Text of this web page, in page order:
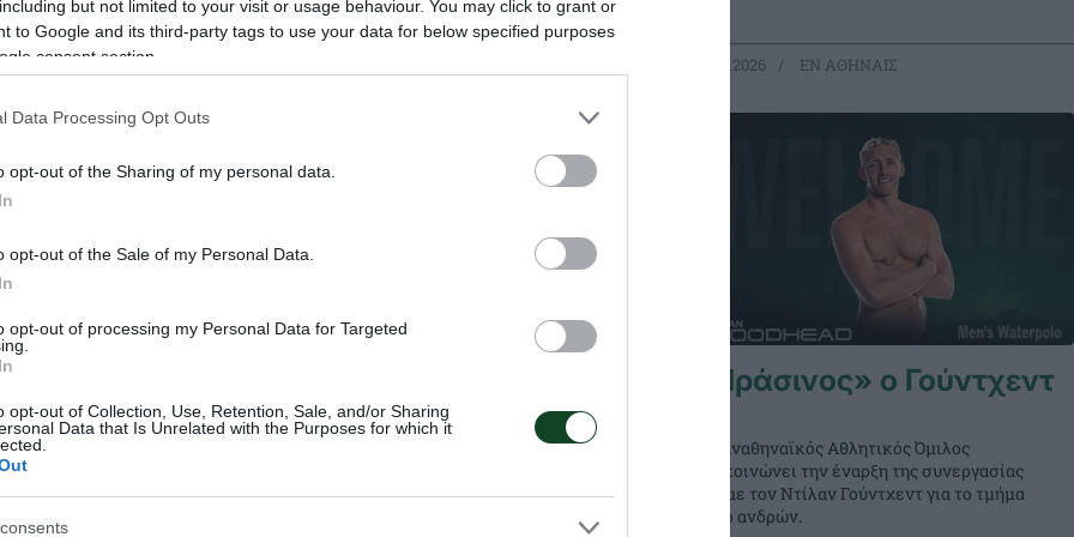
but not limited to your visit or usage behaviour. You may click to grant or
to Google and its third-party tags to use your data for below specified purposes
consent section.
Data Processing Opt Outs
opt-out of the Sharing of my personal data.
opt-out of the Sale of my Personal Data.
opt-out of processing my Personal Data for Targeted
opt-out of Collection, Use, Retention, Sale, and/or Sharing
Data that Is Unrelated with the Purposes for which it
15.07.2026 EΝ ΑΘΗΝΑΙΣ
οι εγγραφές για
κοριτσιών
κοριτσιών του
ξεκινούν τις εγγραφές
Η ακαδημία μας
ΡΙΖΟΥΠΟΛΗΣ
Ο Παναθηναϊκός έχει αφήσει το δικό του
«Πράσινος» ο Γούντχεντ
Ο Παναθηναϊκός Αθλητικός Όμιλος
ανακοινώνει την έναρξη της συνεργασίας
του με τον Ντίλαν Γούντχεντ για το τμήμα
πόλο ανδρών.